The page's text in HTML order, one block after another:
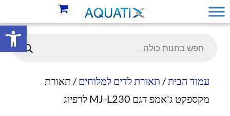
פתח
עמוד הבית/ תאורת לדים למלוחים/ תאורת
מקספקט ג'אמפ דגם MJ-L230 לרפיוג